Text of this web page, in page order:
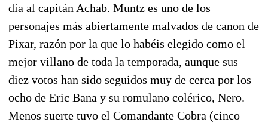
día al capitán Achab. Muntz es uno de los
personajes más abiertamente malvados de canon de
Pixar, razón por la que lo habéis elegido como el
mejor villano de toda la temporada, aunque sus
diez votos han sido seguidos muy de cerca por los
ocho de Eric Bana y su romulano colérico, Nero.
Menos suerte tuvo el Comandante Cobra (cinco